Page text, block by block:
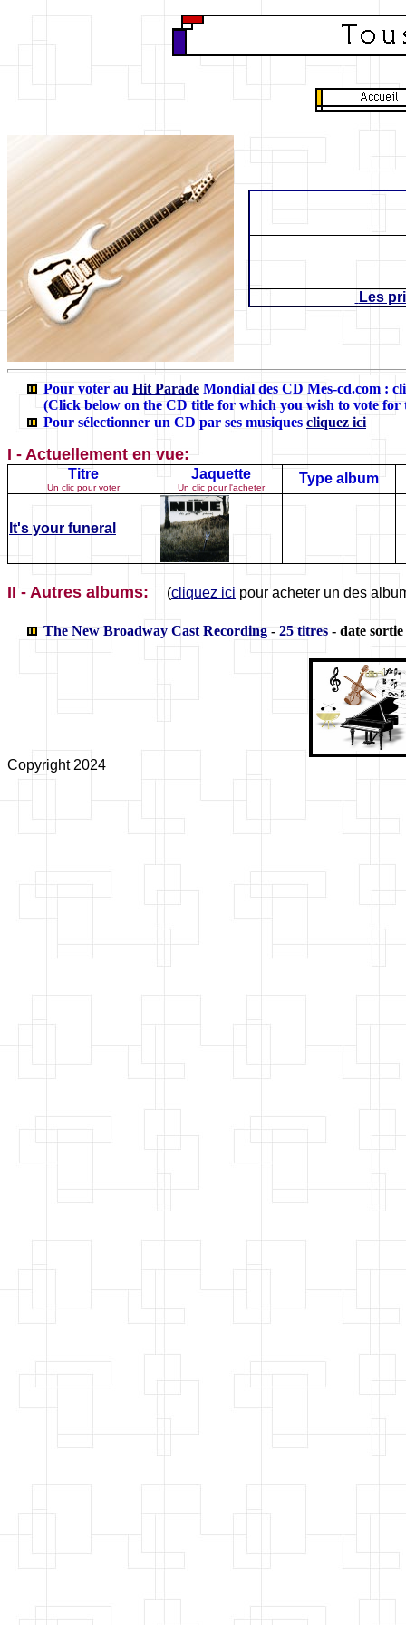
Les
Pour voter au Hit Parade Mondial des CD Mes-cd.com :
(Click below on the CD title for which you wish to vote
Pour sélectionner un CD par ses musiques cliquez ici
I - Actuellement en vue:
Titre
Un clic pour voter
Jaquette
Un clic pour l'acheter
Type album
It's your funeral
II - Autres albums: (cliquez ici pour acheter un des
The New Broadway Cast Recording - 25 titres - date sortie
Copyright 2024